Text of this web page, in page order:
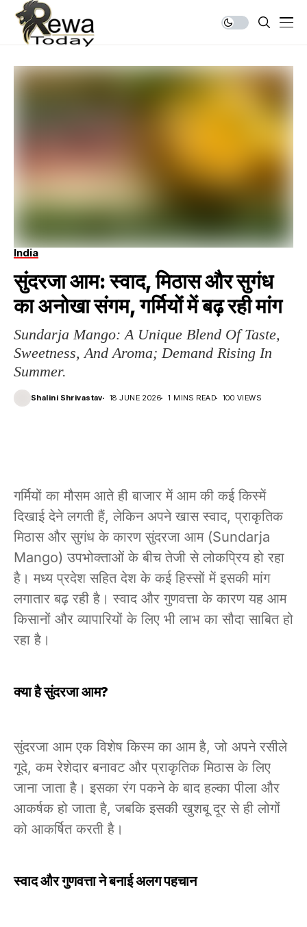
India
सुंदरजा आम: स्वाद, मिठास और सुगंध
का अनोखा संगम, गर्मियों में बढ़ रही मांग
Sundarja Mango: A Unique Blend Of Taste,
Sweetness, And Aroma; Demand Rising In
Summer.
Shalini Shrivastav 18 JUNE 2026 1 MINS READ 100 VIEWS
गर्मियों का मौसम आते ही बाजार में आम की कई किस्में
दिखाई देने लगती हैं, लेकिन अपने खास स्वाद, प्राकृतिक
मिठास और सुगंध के कारण सुंदरजा आम (Sundarja
Mango) उपभोक्ताओं के बीच तेजी से लोकप्रिय हो रहा
है। मध्य प्रदेश सहित देश के कई हिस्सों में इसकी मांग
लगातार बढ़ रही है। स्वाद और गुणवत्ता के कारण यह आम
किसानों और व्यापारियों के लिए भी लाभ का सौदा साबित हो
रहा है।
क्या है सुंदरजा आम?
सुंदरजा आम एक विशेष किस्म का आम है, जो अपने रसीले
गूदे, कम रेशेदार बनावट और प्राकृतिक मिठास के लिए
जाना जाता है। इसका रंग पकने के बाद हल्का पीला और
आकर्षक हो जाता है, जबकि इसकी खुशबू दूर से ही लोगों
को आकर्षित करती है।
स्वाद और गुणवत्ता ने बनाई अलग पहचान